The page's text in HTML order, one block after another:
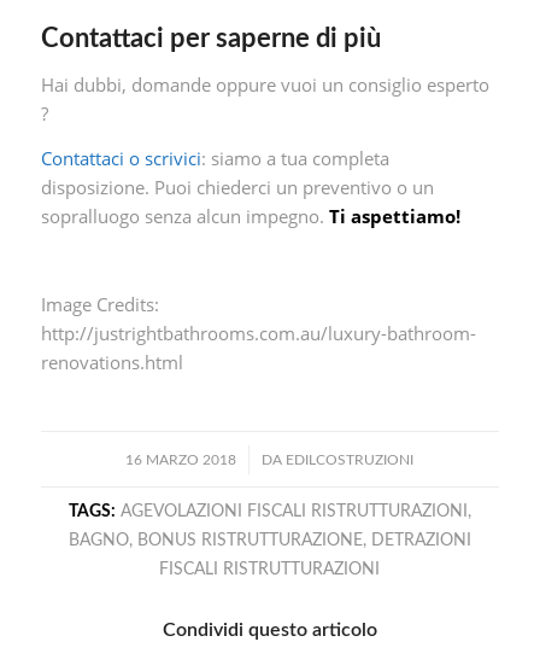
Contattaci per saperne di più
Hai dubbi, domande oppure vuoi un consiglio esperto
?
Contattaci o scrivici: siamo a tua completa
disposizione. Puoi chiederci un preventivo o un
sopralluogo senza alcun impegno. Ti aspettiamo!
Image Credits:
http://justrightbathrooms.com.au/luxury-bathroom-
renovations.html
16 MARZO 2018
/ DA EDILCOSTRUZIONI
TAGS: AGEVOLAZIONI FISCALI RISTRUTTURAZIONI ,
BAGNO, BONUS RISTRUTTURAZIONE, DETRAZIONI
FISCALI RISTRUTTURAZIONI
Condividi questo articolo